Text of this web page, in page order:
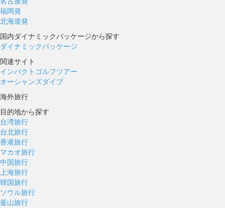
福岡発
北海道発
国内ダイナミックパッケージから探す
ダイナミックパッケージ
関連サイト
インパクトゴルフツアー
オーシャンズダイブ
海外旅行
目的地から探す
台湾旅行
台北旅行
香港旅行
マカオ旅行
中国旅行
上海旅行
韓国旅行
ソウル旅行
釜山旅行